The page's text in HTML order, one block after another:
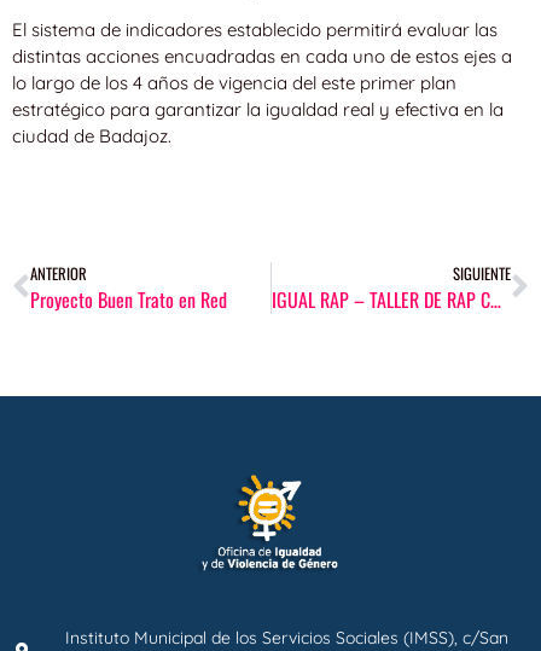
El sistema de indicadores establecido permitirá evaluar las
distintas acciones encuadradas en cada uno de estos ejes a
lo largo de los 4 años de vigencia del este primer plan
estratégico para garantizar la igualdad real y efectiva en la
ciudad de Badajoz.
ANTERIOR
Proyecto Buen Trato en Red
SIGUIENTE
IGUAL RAP – TALLER DE RAP CONTRA LA VIOLENCIA DE GÉNERO
Instituto Municipal de los Servicios Sociales (IMSS), c/San